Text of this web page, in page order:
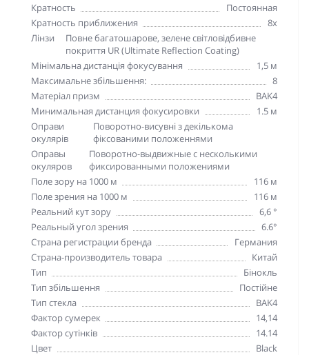
Кратность
Постоянная
Кратность приближения
8х
Лінзи
Повне багатошарове, зелене світловідбивне
покриття UR (Ultimate Reflection Coating)
Мінімальна дистанція фокусування
1,5 м
Максимальне збільшення:
8
Матеріал призм
BAK4
Минимальная дистанция фокусировки
1.5 м
Оправи
окулярів
Поворотно-висувні з декількома
фіксованими положеннями
Оправы
окуляров
Поворотно-выдвижные с несколькими
фиксированными положениями
Поле зору на 1000 м
116 м
Поле зрения на 1000 м
116 м
Реальний кут зору
6,6 °
Реальный угол зрения
6.6°
Страна регистрации бренда
Германия
Страна-производитель товара
Китай
Тип
Бінокль
Тип збільшення
Постійне
Тип стекла
BAK4
Фактор сумерек
14,14
Фактор сутінків
14.14
Цвет
Black